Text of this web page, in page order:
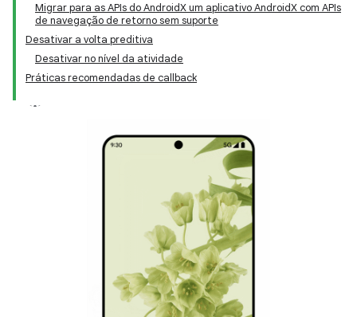
Migrar para as APIs do AndroidX um aplicativo AndroidX com APIs
de navegação de retorno sem suporte
Desativar a volta preditiva
Desativar no nível da atividade
Práticas recomendadas de callback